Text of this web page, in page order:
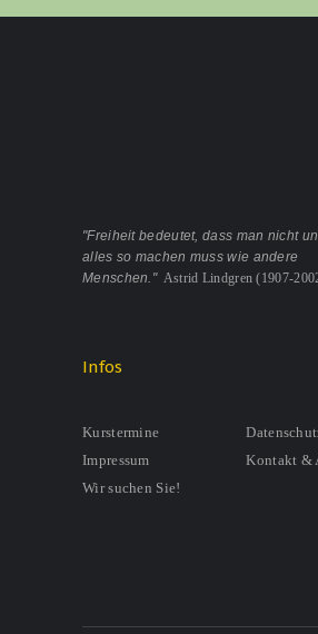
"Freiheit bedeutet, dass man nicht
alles so machen muss wie andere
Menschen."Astrid Lindgren (1907-
Infos
Kurstermine
Impressum
Kontakt &
Wir suchen Sie!